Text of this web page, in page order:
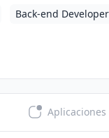
Back-end Developer
Aplicaciones